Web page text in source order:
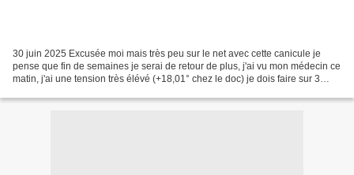
30 juin 2025 Excusée moi mais très peu sur le net avec cette canicule je
pense que fin de semaines je serai de retour de plus, j'ai vu mon médecin ce
matin, j'ai une tension très élévé (+18,01° chez le doc) je dois faire sur 3